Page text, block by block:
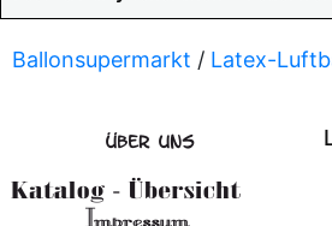
Ballonsupermarkt / Latex-